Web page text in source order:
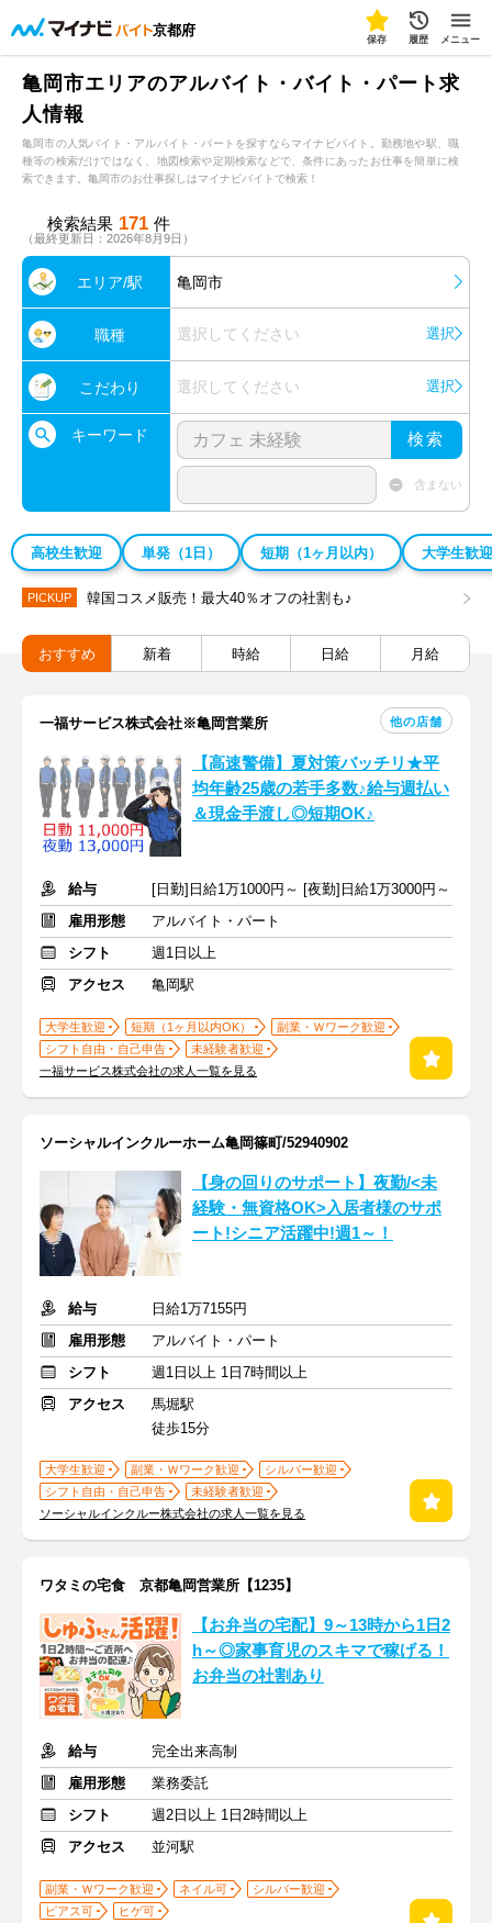
京都府
保存 履歴 メニュー
亀岡市エリアのアルバイト・バイト・パート求
人情報
亀岡市の人気バイト・アルバイト・パートを探すならマイナビバイト。勤務地や駅、職
種等の検索だけではなく、地図検索や定期検索などで、条件にあったお仕事を簡単に検
索できます。亀岡市のお仕事探しはマイナビバイトで検索！
検索結果 171 件
（最終更新日：2026年8月9日）
エリア/駅 亀岡市
職種 選択してください 選択
こだわり 選択してください 選択
キーワード 検索
含まない
高校生歓迎 単発（1日） 短期（1ヶ月以内） 大学生歓迎
PICKUP 韓国コスメ販売！最大40％オフの社割も♪
おすすめ 新着 時給 日給 月給
一福サービス株式会社※亀岡営業所 他の店舗
【高速警備】夏対策バッチリ★平
均年齢25歳の若手多数♪給与週払い
＆現金手渡し◎短期OK♪
給与
[日勤]日給1万1000円～ [夜勤]日給1万3000円～
雇用形態
アルバイト・パート
シフト
週1日以上
アクセス
亀岡駅
大学生歓迎 短期（1ヶ月以内OK）
副業・Ｗワーク歓迎
シフト自由・自己申告
未経験者歓迎
一福サービス株式会社の求人一覧を見る
ソーシャルインクルーホーム亀岡篠町/52940902
【身の回りのサポート】夜勤/<未
経験・無資格OK>入居者様のサポ
ート!シニア活躍中!週1～！
給与
日給1万7155円
雇用形態
アルバイト・パート
シフト
週1日以上 1日7時間以上
アクセス
馬堀駅
徒歩15分
大学生歓迎 副業・Ｗワーク歓迎
シルバー歓迎
シフト自由・自己申告
未経験者歓迎
ソーシャルインクルー株式会社の求人一覧を見る
ワタミの宅食 京都亀岡営業所【1235】
【お弁当の宅配】9～13時から1日2
h～◎家事育児のスキマで稼げる！
お弁当の社割あり
給与
完全出来高制
雇用形態
業務委託
シフト
週2日以上 1日2時間以上
アクセス
並河駅
副業・Ｗワーク歓迎 ネイル可
シルバー歓迎
ピアス可
ヒゲ可